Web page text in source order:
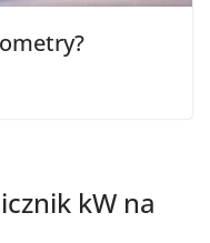
kW na